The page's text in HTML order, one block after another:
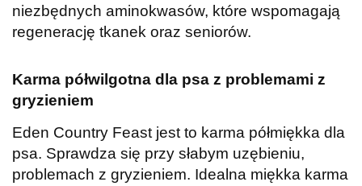
niezbędnych aminokwasów, które wspomagają
regenerację tkanek oraz seniorów.
Karma półwilgotna dla psa z problemami z
gryzieniem
Eden Country Feast jest to karma półmiękka dla
psa. Sprawdza się przy słabym uzębieniu,
problemach z gryzieniem. Idealna miękka karma